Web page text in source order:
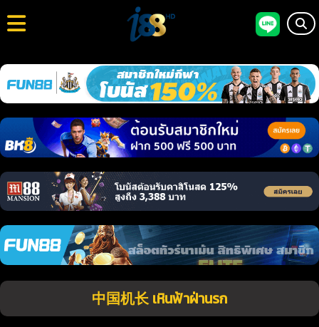
中国机长 เหินฟ้าฝ่านรก